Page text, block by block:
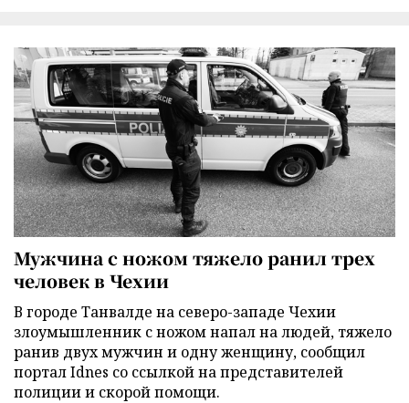
Мужчина с ножом тяжело ранил трех
человек в Чехии
В городе Танвалде на северо-западе Чехии
злоумышленник с ножом напал на людей, тяжело
ранив двух мужчин и одну женщину, сообщил
портал Idnes со ссылкой на представителей
полиции и скорой помощи.